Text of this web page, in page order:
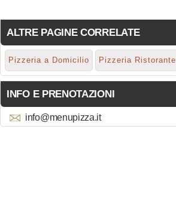
ALTRE PAGINE CORRELATE
Pizzeria a Domicilio Pizzeria Ristorante
INFO E PRENOTAZIONI
info@menupizza.it